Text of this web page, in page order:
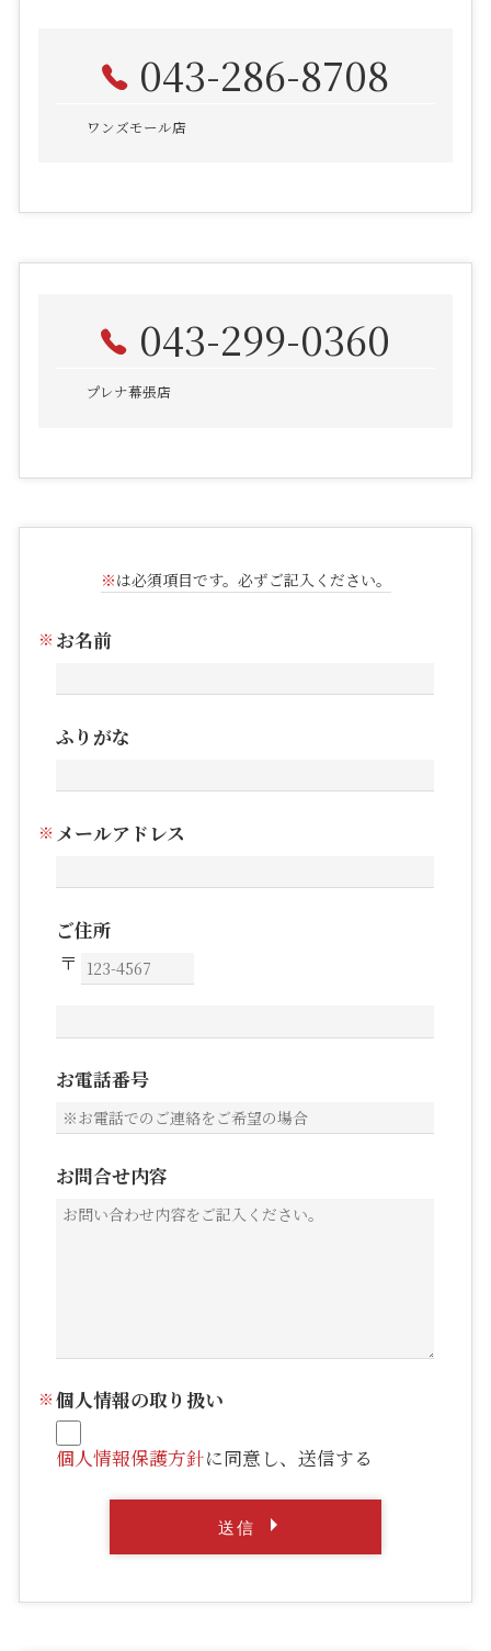
043-286-8708
ワンズモール店
043-299-0360
プレナ幕張店
※は必須項目です。必ずご記入ください。
お名前
ふりがな
メールアドレス
ご住所
お電話番号
お問合せ内容
個人情報の取り扱い
個人情報保護方針に同意し、送信する